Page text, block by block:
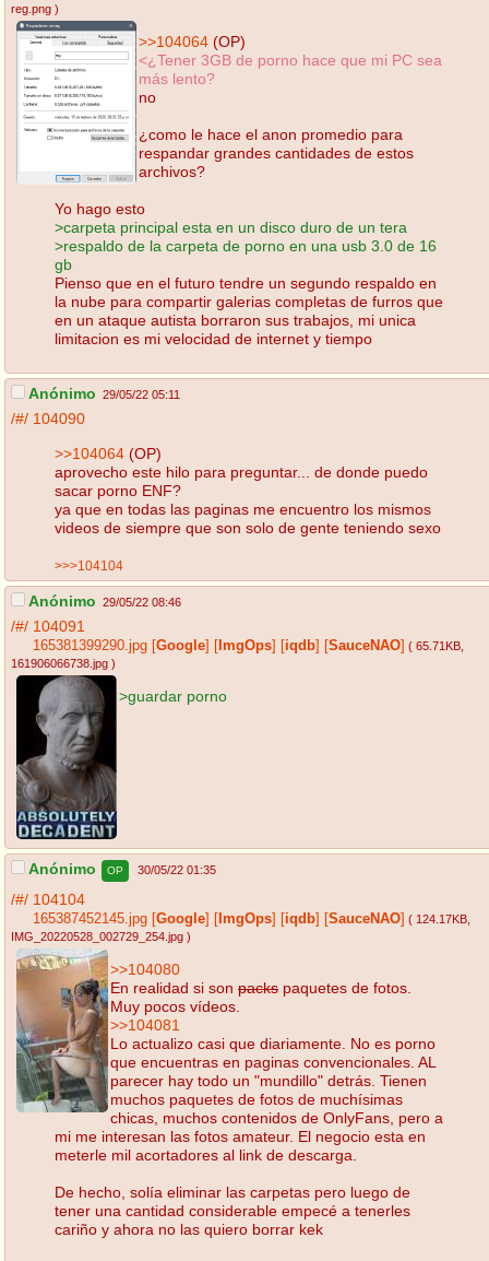
reg.png )
>>104064 (OP)
<¿Tener 3GB de porno hace que mi PC sea
más lento?
no
¿como le hace el anon promedio para
respandar grandes cantidades de estos
archivos?
Yo hago esto
>carpeta principal esta en un disco duro de un tera
>respaldo de la carpeta de porno en una usb 3.0 de 16
gb
Pienso que en el futuro tendre un segundo respaldo en
la nube para compartir galerias completas de furros que
en un ataque autista borraron sus trabajos, mi unica
limitacion es mi velocidad de internet y tiempo
Anónimo 29/05/22 05:11
/#/ 104090
>>104064 (OP)
aprovecho este hilo para preguntar... de donde puedo
sacar porno ENF?
ya que en todas las paginas me encuentro los mismos
videos de siempre que son solo de gente teniendo sexo
>>>104104
Anónimo 29/05/22 08:46
/#/ 104091
165381399290.jpg [Google] [ ImgOps] [iqdb] [SauceNAO] ( 65.71KB
161906066738.jpg )
>guardar porno
Anónimo OP 30/05/22 01:35
/#/ 104104
165387452145.jpg [Google] [ ImgOps] [iqdb] [SauceNAO] ( 124.17KB
IMG_20220528_002729_254.jpg )
>>104080
En realidad si son packs paquetes de fotos.
Muy pocos vídeos.
>>104081
Lo actualizo casi que diariamente. No es porno
que encuentras en paginas convencionales. AL
parecer hay todo un "mundillo" detrás. Tienen
muchos paquetes de fotos de muchísimas
chicas, muchos contenidos de OnlyFans, pero a
mi me interesan las fotos amateur. El negocio esta en
meterle mil acortadores al link de descarga.
De hecho, solía eliminar las carpetas pero luego de
tener una cantidad considerable empecé a tenerles
cariño y ahora no las quiero borrar kek